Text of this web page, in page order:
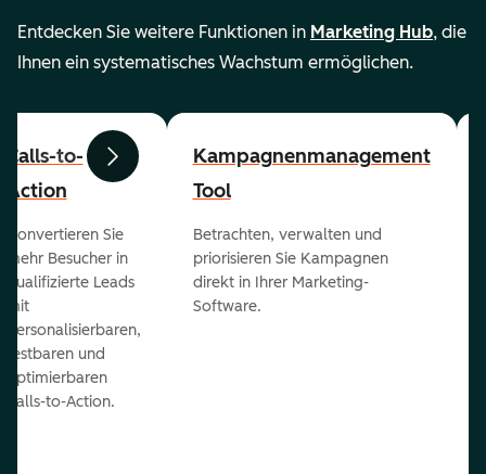
Entdecken Sie weitere Funktionen in Marketing Hub, die
Ihnen ein systematisches Wachstum ermöglichen.
ZurückWeiter
Calls-to-
Action
Konvertieren Sie
mehr Besucher in
qualifizierte Leads
mit
personalisierbaren,
testbaren und
optimierbaren
Calls-to-Action.
Kampagnenmanagement
Tool
Betrachten, verwalten und
priorisieren Sie Kampagnen
direkt in Ihrer Marketing-
Software.